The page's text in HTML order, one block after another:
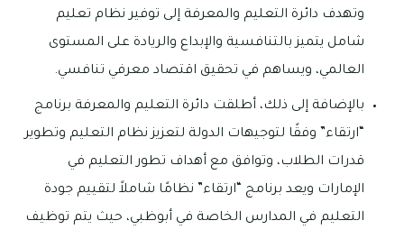
وتهدف دائرة التعليم والمعرفة إلى توفير نظام تعليم
شامل يتميز بالتنافسية والإبداع والريادة على المستوى
العالمي، ويساهم في تحقيق اقتصاد معرفي تنافسي.
بالإضافة إلى ذلك، أطلقت دائرة التعليم والمعرفة برنامج
“ارتقاء” وفقًا لتوجيهات الدولة لتعزيز نظام التعليم وتطوير
قدرات الطلاب، وتوافق مع أهداف تطور التعليم في
الإمارات ويعد برنامج “ارتقاء” نظامًا شاملاً لتقييم جودة
التعليم في المدارس الخاصة في أبوظبي، حيث يتم توظيف